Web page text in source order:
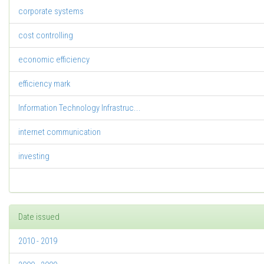
corporate systems
cost controlling
economic efficiency
efficiency mark
Information Technology Infrastruc...
internet communication
investing
Date issued
2010 - 2019